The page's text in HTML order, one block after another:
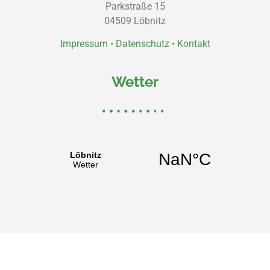
Parkstraße 15
04509 Löbnitz
Impressum • Datenschutz • Kontakt
Wetter